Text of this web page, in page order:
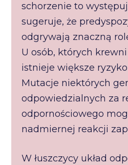
schorzenie to
sugeruje, że
odgrywają znaczną
U osób, których krewni
istnieje większe
Mutacje niektórych
odpowiedzialnych za
odpornościowego
nadmiernej reakcji
W łuszczycy układ